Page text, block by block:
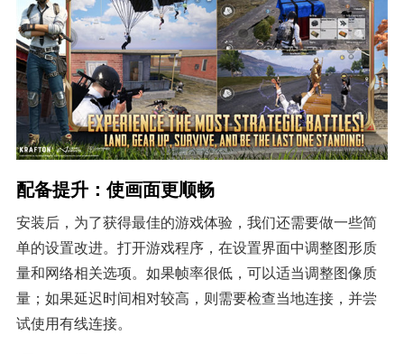
配备提升：使画面更顺畅
安装后，为了获得最佳的游戏体验，我们还需要做一些简
单的设置改进。打开游戏程序，在设置界面中调整图形质
量和网络相关选项。如果帧率很低，可以适当调整图像质
量；如果延迟时间相对较高，则需要检查当地连接，并尝
试使用有线连接。